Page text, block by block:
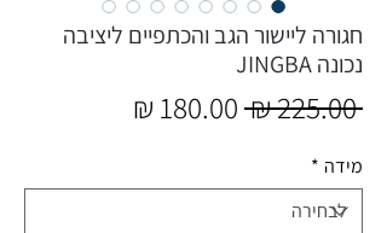
חגורה ליישור הגב והכתפיים ליציבה
נכונה JINGBA
‏225.00 ‏₪
מחיר
מידה *